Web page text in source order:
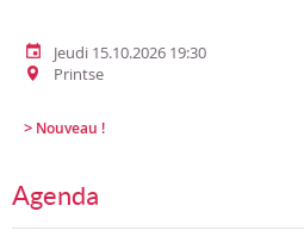
Jeudi 15.10.2026 19:30
Printse
> Nouveau !
Agenda